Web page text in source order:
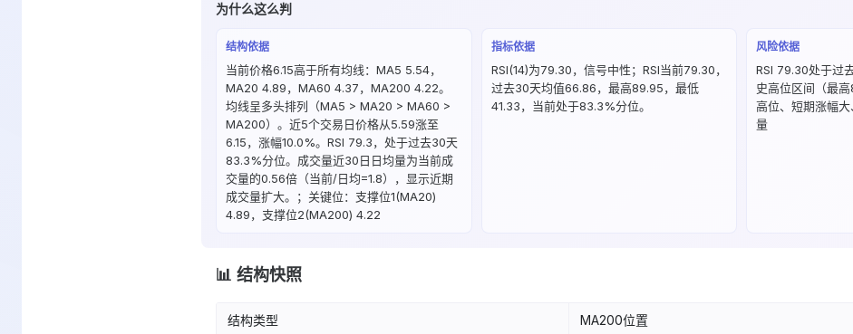
为什么这么判
结构依据
当前价格6.15高于所有均线：MA5 5.54，
MA20 4.89，MA60 4.37，MA200 4.22。
均线呈多头排列（MA5 > MA20 > MA60 >
MA200）。近5个交易日价格从5.59涨至
6.15，涨幅10.0%。RSI 79.3，处于过去30天
83.3%分位。成交量近30日日均量为当前成
交量的0.56倍（当前/日均=1.8），显示近期
成交量扩大。；关键位：支撑位1(MA20)
4.89，支撑位2(MA200) 4.22
指标依据
RSI(14)为79.30，信号中性；RSI当前79.30，
过去30天均值66.86，最高89.95，最低
41.33，当前处于83.3%分位。
风险依据
RSI 79.30处于过
史高位区间（最
高位、短期涨幅
量
📊 结构快照
结构类型 MA200位置